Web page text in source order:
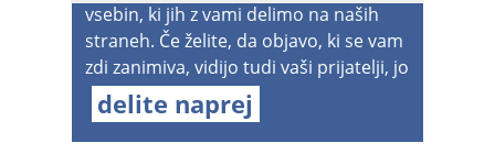
vsebin, ki jih z vami delimo na naših
straneh. Če želite, da objavo, ki se vam
zdi zanimiva, vidijo tudi vaši prijatelji, jo
delite naprej